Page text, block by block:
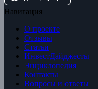
Навигация
О проекте
Отзывы
Статьи
ИнвестДайджесты
Энциклопедия
Контакты
Вопросы и ответы